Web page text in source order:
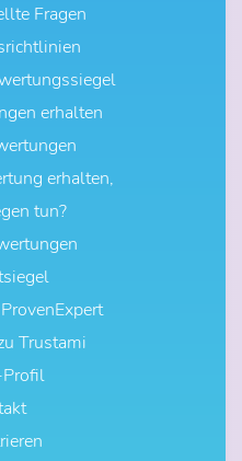
Fragen
erhalten
erhalten,
tun?
Trustami